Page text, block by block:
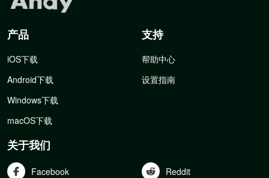
产品
iOS下载
Android下载
Windows下载
macOS下载
支持
帮助中心
设置指南
关于我们
Facebook Reddit